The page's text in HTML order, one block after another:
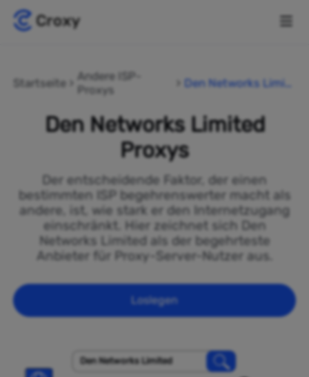
Startseite
Andere ISP-
Proxys
Den Networks Limite
Den Networks Limited
Proxys
Der entscheidende Faktor, der einen
bestimmten ISP begehrenswerter macht als
andere, ist, wie stark er den Internetzugang
einschränkt. Hier zeichnet sich Den
Networks Limited als der begehrteste
Anbieter für Proxy-Server-Nutzer aus.
Loslegen
Den Networks Limited